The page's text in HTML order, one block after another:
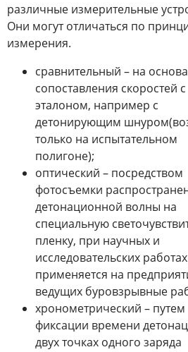
различные измерительные
Они могут отличаться по
измерения.
сравнительный – на
сопоставления скоростей с
эталоном, например с
детонирующим
только на испытательном
полигоне);
оптический – посредством
фотосъемки
детонационной волны на
специальную
пленку, при научных и
исследовательских
применяется на
ведущих буровзрывные
хронометрический – путем
фиксации времени
двух точках одного заряда